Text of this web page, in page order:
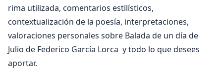
rima utilizada, comentarios estilísticos,
contextualización de la poesía, interpretaciones,
valoraciones personales sobre Balada de un día de
Julio de Federico García Lorca y todo lo que desees
aportar.